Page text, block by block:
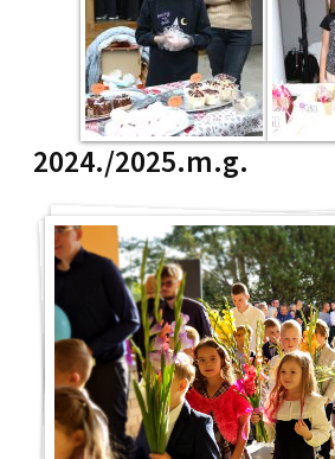
2024./2025.m.g.